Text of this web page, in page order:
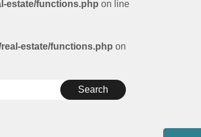
estate/functions.php on line
estate/functions.php on
Search